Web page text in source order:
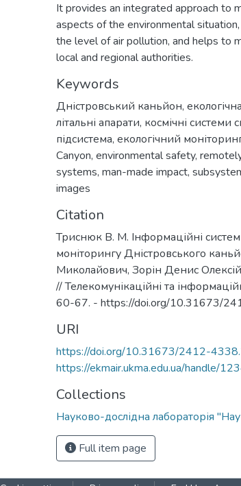
It provides an integrated approach to
aspects of the environmental
the level of air pollution, and helps to
local and regional authorities.
Keywords
Дністровський каньйон,
літальні апарати, космічні системи
підсистема, екологічний
Canyon, environmental safety,
systems, man-made impact,
images
Citation
Триснюк В. М. Інформаційні
моніторингу Дністровського
Миколайович, Зорін Денис
// Телекомунікаційні та
60-67. - https://doi.org/10.31673/
URI
https://doi.org/10.31673/2412-
https://ekmair.ukma.edu.ua/handle/
Collections
Науково-дослідна лабораторія
Full item page